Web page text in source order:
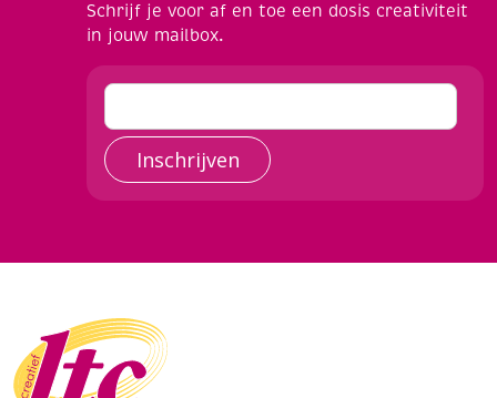
Schrijf je voor af en toe een dosis creativiteit
in jouw mailbox.
Inschrijven